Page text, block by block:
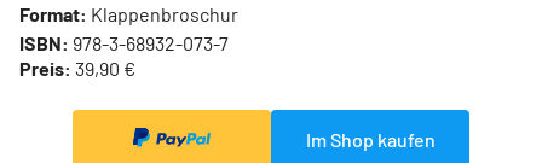
Format: Klappenbroschur
ISBN: 978-3-68932-073-7
Preis: 39,90 €
Im Shop kaufen